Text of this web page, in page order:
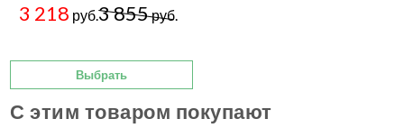
3 218 руб.3 855руб.
Выбрать
С этим товаром покупают